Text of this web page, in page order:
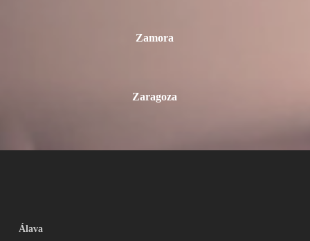
Zamora
Zaragoza
Álava